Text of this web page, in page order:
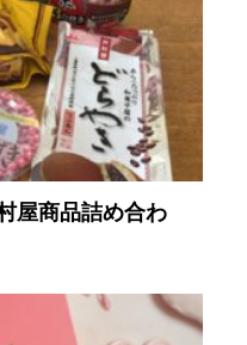
屋商品詰め合わ